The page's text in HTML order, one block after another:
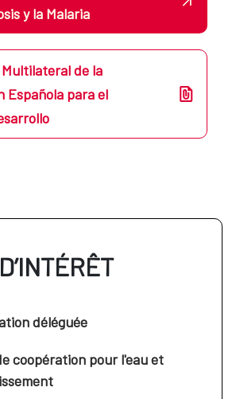
y la Malaria
de la
Española para el
déléguée
coopération pour l'eau et